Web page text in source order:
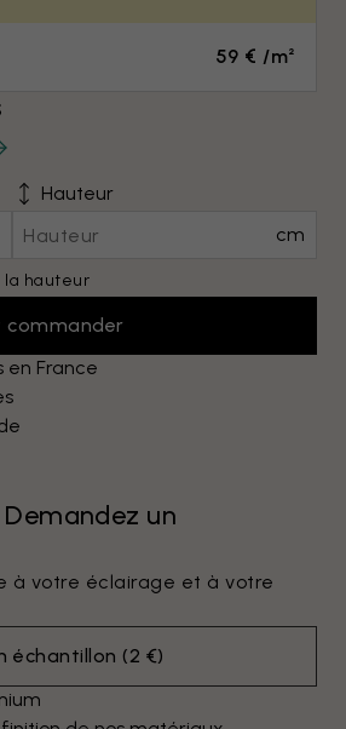
59 € /m²
Hauteur
cm
la hauteur
commander
en France
un
à votre éclairage et à votre
échantillon (2 €)